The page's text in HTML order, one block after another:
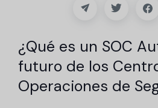
¿Qué es un SOC
futuro de los
Operaciones de